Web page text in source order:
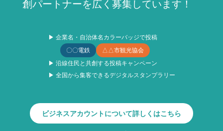
創パートナーを広く募集しています！
▶ 企業名・自治体名カラーバッジで投稿
〇〇電鉄
△△市観光協会
▶ 沿線住民と共創する投稿キャンペーン
▶ 全国から集客できるデジタルスタンプラリー
ビジネスアカウントについて詳しくはこちら